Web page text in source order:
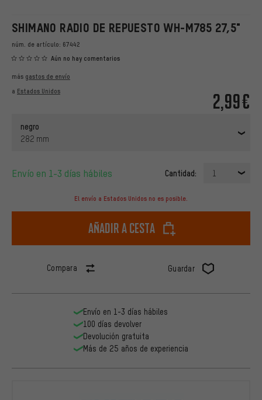
SHIMANO RADIO DE REPUESTO WH-M785 27,5"
núm. de artículo: 67442
Aún no hay comentarios
2,99€
más gastos de envío
a Estados Unidos
negro
282 mm
Envío en 1-3 días hábiles Cantidad: 1
El envío a Estados Unidos no es posible.
Añadir a cesta
Compara Guardar
Envío en 1-3 días hábiles
100 días devolver
Devolución gratuita
Más de 25 años de experiencia